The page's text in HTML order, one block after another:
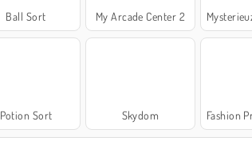
Ball Sort My Arcade Center 2
Potion Sort Skydom